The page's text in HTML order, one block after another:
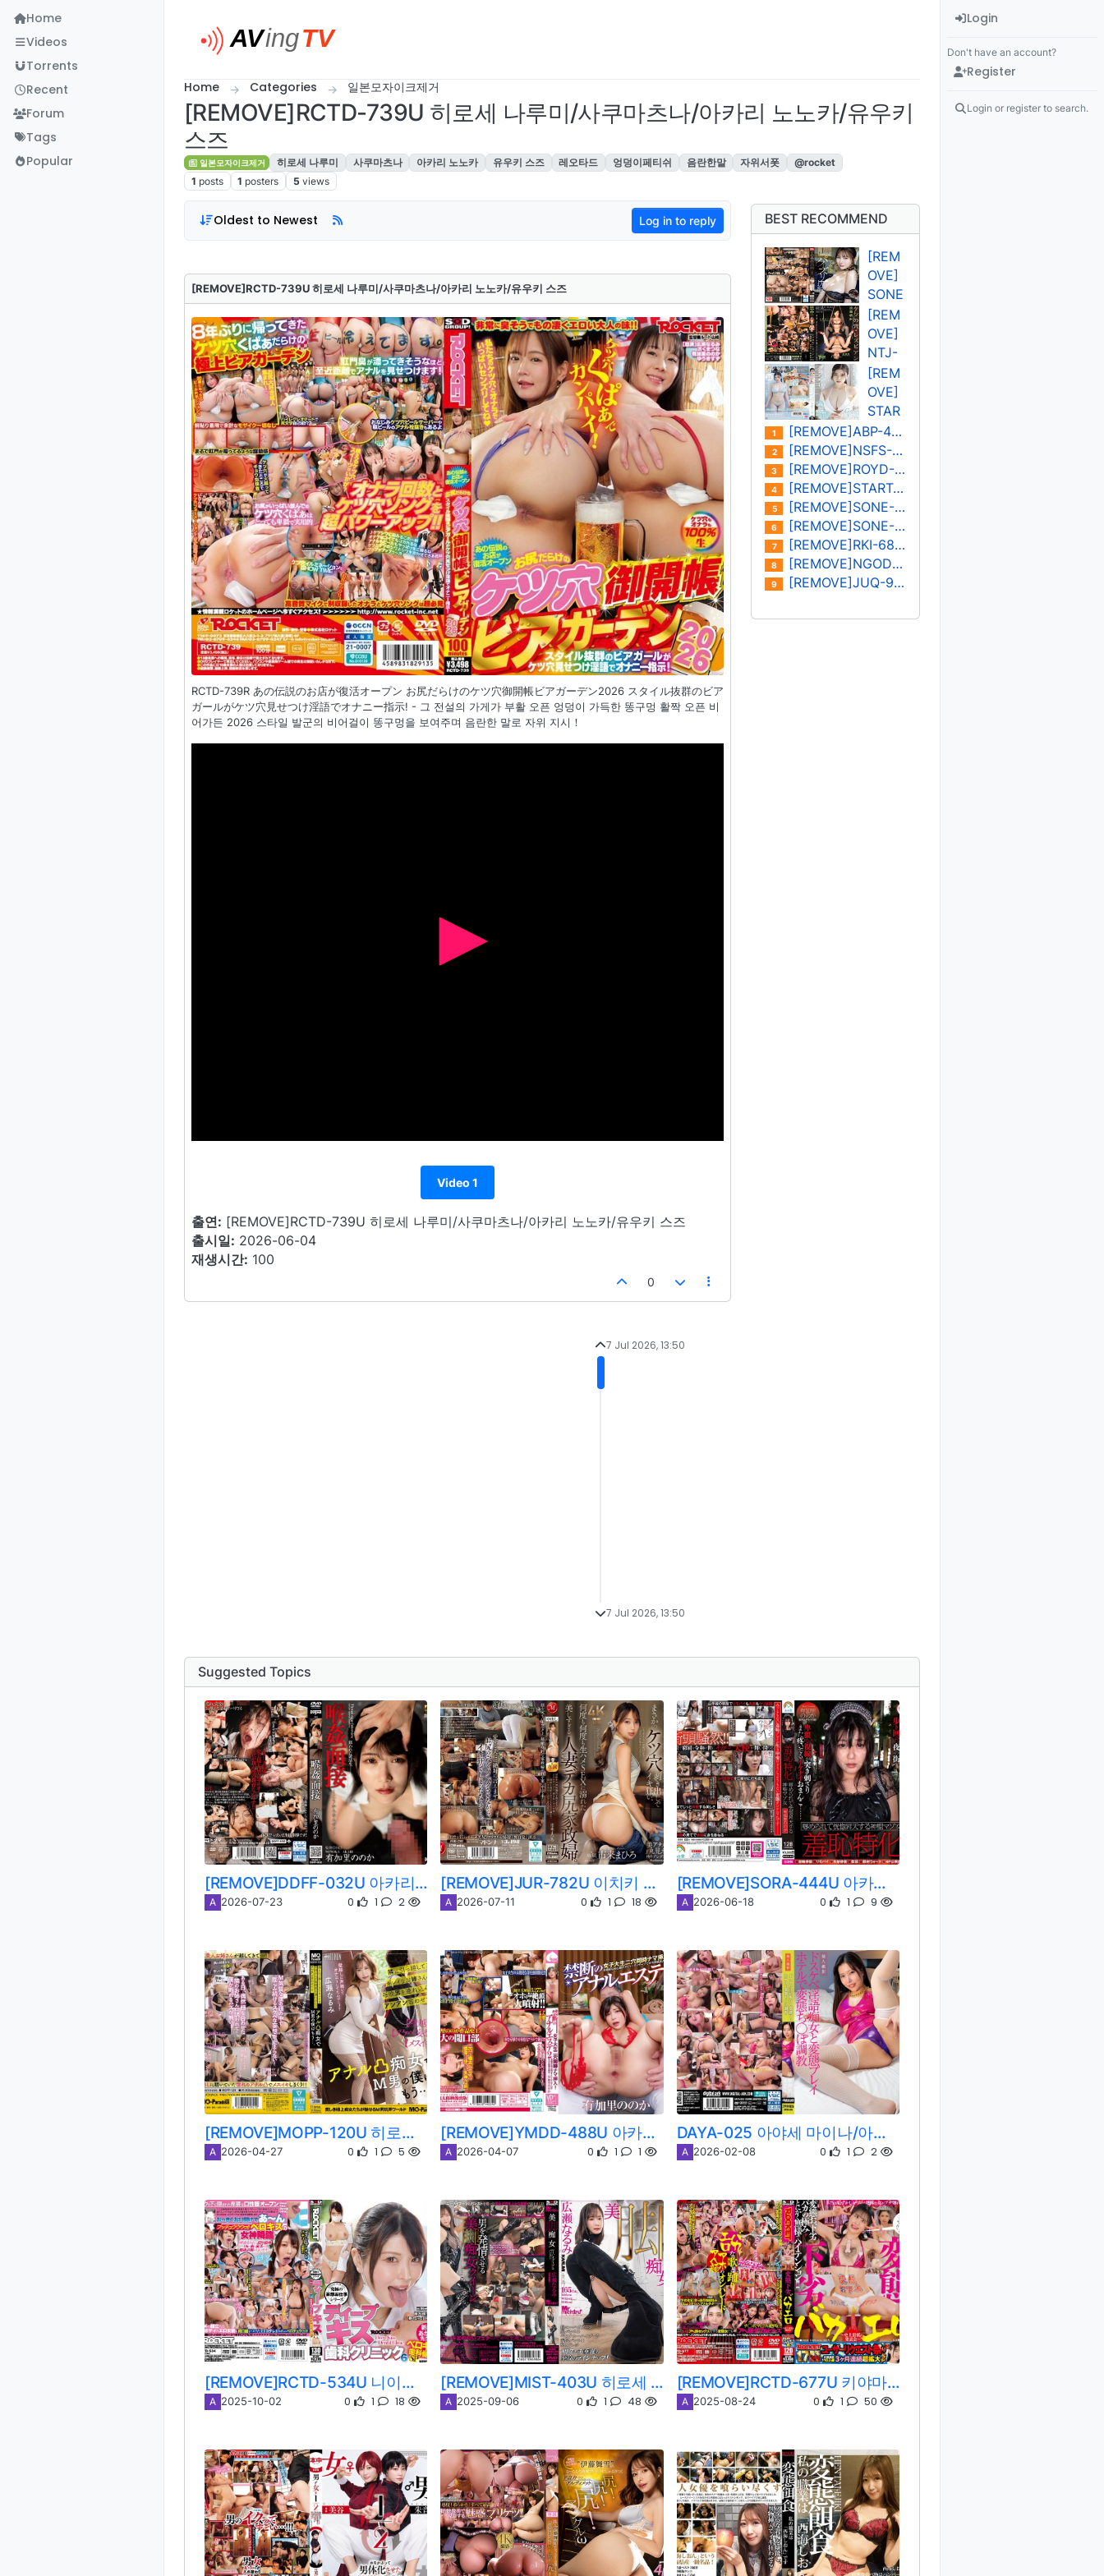
Home
Videos
Torrents
Recent
Forum
Tags
Popular
Home Categories 일본모자이크제거
[REMOVE]RCTD-739U 히로세 나루미/사쿠마츠나/아카리 노노카/유우키
스즈
일본모자이크제거 히로세 나루미 사쿠마츠나 아카리 노노카 유우키 스즈 레오타드 엉덩이페티쉬 음란한말 자위서폿
@rocket
1 posts 1 posters 5 views
Oldest to Newest Log in to reply
[REMOVE]RCTD-739U 히로세 나루미/사쿠마츠나/아카리 노노카/유우키 스즈
RCTD-739R あの伝説のお店が復活オープン お尻だらけのケツ穴御開帳ビアガーデン2026 スタイル抜群のビア
ガールがケツ穴見せつけ淫語でオナニー指示! - 그 전설의 가게가 부활 오픈 엉덩이 가득한 똥구멍 활짝 오픈 비
어가든 2026 스타일 발군의 비어걸이 똥구멍을 보여주며 음란한 말로 자위 지시！
Video 1
출연: [REMOVE]RCTD-739U 히로세 나루미/사쿠마츠나/아카리 노노카/유우키 스즈
출시일: 2026-06-04
재생시간: 100
0
7 Jul 2026, 13:50
7 Jul 2026, 13:50
BEST RECOMMEND
[REM
OVE]
SONE
-
394U
고조
오 렌
[REM
OVE]
NTJ-
011U
사쿠
라 세
나/미
즈시
마 아
이
[REM
OVE]
STAR
S-
573U
카미
키 레
이
1 [REMOVE]ABP-402U
2 [REMOVE]NSFS-401U 오노사카 유이카
3 [REMOVE]ROYD-030U 키노시타 히마리/하나자와 히마리
4 [REMOVE]START-182U 미온
5 [REMOVE]SONE-400U 하나 아리스
6 [REMOVE]SONE-387U 키요하라 미유
7 [REMOVE]RKI-683U 모나미 스즈
8 [REMOVE]NGOD-227U 하타노 유이/쿠로키 레이나
9 [REMOVE]JUQ-931U 카노우 아이
Suggested Topics
[REMOVE]DDFF-032U 아카리 노노카
A 2026-07-23 0 1 2
[REMOVE]JUR-782U 이치키 마히로
A 2026-07-11 0 1 18
[REMOVE]SORA-444U 아카리 노노카
A 2026-06-18 0 1 9
[REMOVE]MOPP-120U 히로세 나루미
A 2026-04-27 0 1 5
[REMOVE]YMDD-488U 아카리 노노카
A 2026-04-07 0 1 1
DAYA-025 아야세 마이나/아야세 마이나
A 2026-02-08 0 1 2
[REMOVE]RCTD-534U 니이무라 아카리
A 2025-10-02 0 1 18
[REMOVE]MIST-403U 히로세 나루미
A 2025-09-06 0 1 48
[REMOVE]RCTD-677U 키야마 아이/아카리 노노카/코마츠 안
A 2025-08-24 0 1 50
Login
Don't have an account?
Register
Login or register to search.